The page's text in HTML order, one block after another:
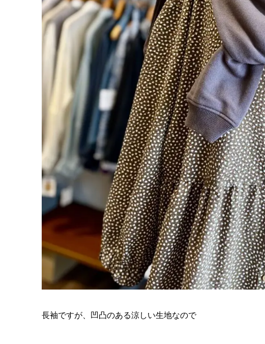
長袖ですが、凹凸のある涼しい生地なので